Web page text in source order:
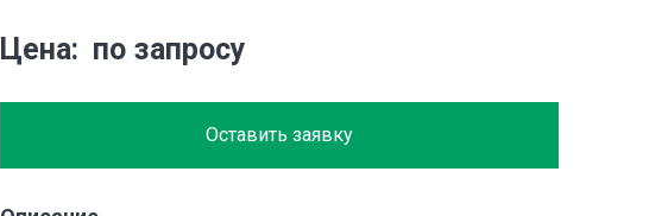
Цена по запросу
Оставить заявку